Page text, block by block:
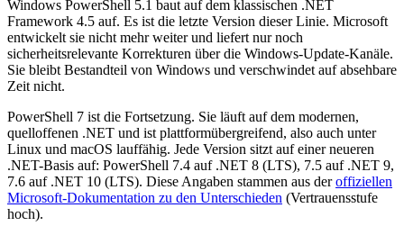
Windows PowerShell 5.1 baut auf dem klassischen .NET
Framework 4.5 auf. Es ist die letzte Version dieser Linie. Microsoft
entwickelt sie nicht mehr weiter und liefert nur noch
sicherheitsrelevante Korrekturen über die Windows-Update-Kanäle.
Sie bleibt Bestandteil von Windows und verschwindet auf absehbare
Zeit nicht.
PowerShell 7 ist die Fortsetzung. Sie läuft auf dem modernen,
quelloffenen .NET und ist plattformübergreifend, also auch unter
Linux und macOS lauffähig. Jede Version sitzt auf einer neueren
.NET-Basis auf: PowerShell 7.4 auf .NET 8 (LTS), 7.5 auf .NET 9,
7.6 auf .NET 10 (LTS). Diese Angaben stammen aus deroffiziellen
Microsoft-Dokumentation zu den Unterschieden (Vertrauensstufe
hoch).